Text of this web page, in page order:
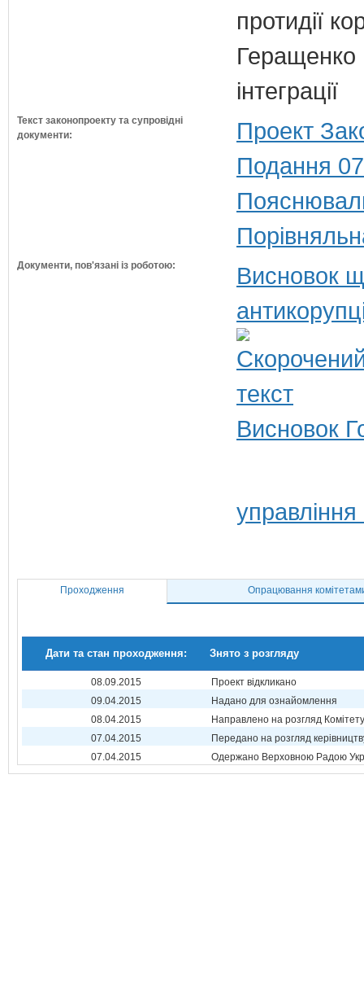
протидії
Геращенко
інтеграції
Текст законопроекту та супровідні
документи:
Проект
Подання
Документи, пов'язані із роботою:
Висновок
Висновок
Проходження Опрацювання
Дати та стан проходження: Знято з розгляду
08.09.2015
Проект відкликано
09.04.2015
Надано для ознайомлення
08.04.2015
Направлено на розгляд Комітету
07.04.2015
Передано на розгляд
07.04.2015
Одержано Верховною Радою